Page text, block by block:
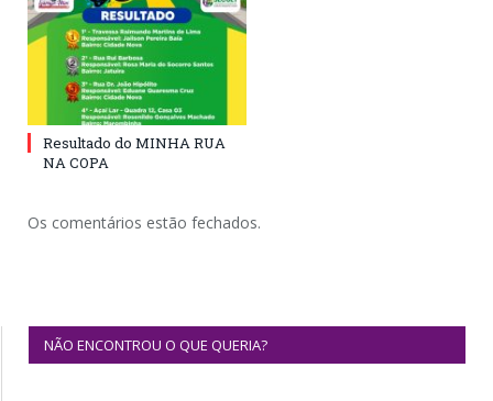
Resultado do MINHA RUA
NA COPA
Os comentários estão fechados.
NÃO ENCONTROU O QUE QUERIA?